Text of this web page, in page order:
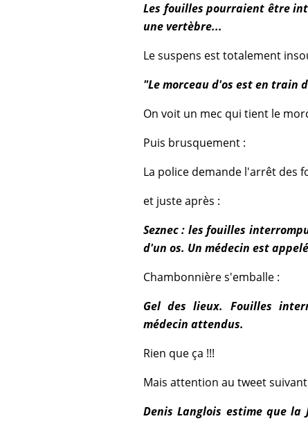
Les fouilles pourraient être
une vertèbre...
Le suspens est totalement
"Le morceau d'os est en train
On voit un mec qui tient le
Puis brusquement :
La police demande l'arrêt des
et juste après :
Seznec : les fouilles
d'un os. Un médecin est
Chambonnière s'emballe :
Gel des lieux. Fouilles
médecin attendus.
Rien que ça !!!
Mais attention au tweet
Denis Langlois estime que